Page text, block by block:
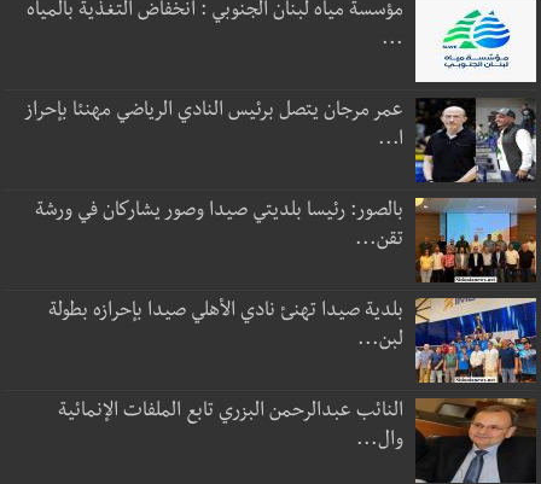
مؤسسة مياه لبنان الجنوبي : انخفاض التغذية بالمياه
...
عمر مرجان يتصل برئيس النادي الرياضي مهنئا بإحراز
ا...
بالصور: رئيسا بلديتي صيدا وصور يشاركان في ورشة
تقن...
بلدية صيدا تهنئ نادي الأهلي صيدا بإحرازه بطولة
لبن...
النائب عبدالرحمن البزري تابع الملفات الإنمائية
وال...